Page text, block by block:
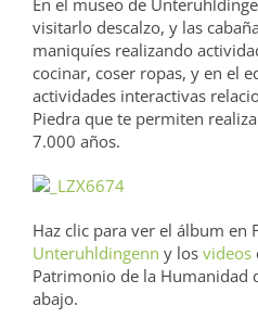
En el museo de
visitarlo descalzo, y las
maniquíes realizando
cocinar, coser ropas, y en el
actividades interactivas
Piedra que te permiten
7.000 años.
Haz clic para ver el álbum en
Unteruhldingenn y los videos
Patrimonio de la Humanidad
abajo.